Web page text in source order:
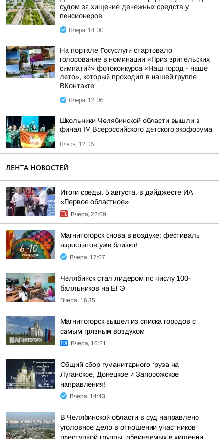
судом за хищение денежных средств у
пенсионеров
Вчера, 14:00
На портале Госуслуги стартовало
голосование в номинации «Приз зрительских
симпатий» фотоконкурса «Наш город - наше
лето», который проходил в нашей группе
ВКонтакте
Вчера, 12:06
Школьники Челябинской области вышли в
финал IV Всероссийского детского экофорума
Вчера, 12:06
ЛЕНТА НОВОСТЕЙ
Итоги среды, 5 августа, в дайджесте ИА
«Первое областное»
Вчера, 22:09
Магнитогорск снова в воздухе: фестиваль
аэростатов уже близко!
Вчера, 17:07
Челябинск стал лидером по числу 100-
балльников на ЕГЭ
Вчера, 16:35
Магнитогорск вышел из списка городов с
самым грязным воздухом
Вчера, 16:21
Общий сбор гуманитарного груза на
Луганское, Донецкое и Запорожское
направления!
Вчера, 14:43
В Челябинской области в суд направлено
уголовное дело в отношении участников
преступной группы, обвиняемых в хищении